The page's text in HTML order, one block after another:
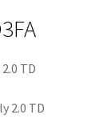
TD
2.0 TD